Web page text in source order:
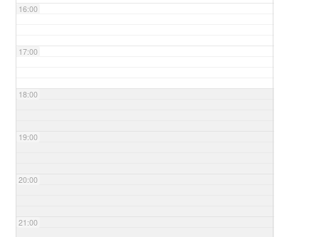
16:00
17:00
18:00
19:00
20:00
21:00